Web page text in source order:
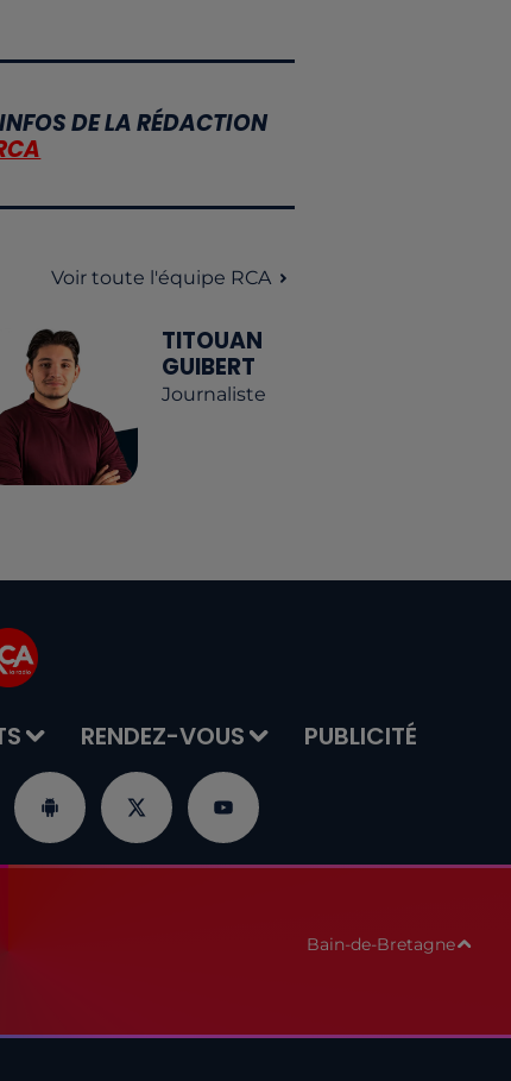
DE LA RÉDACTION
Voir toute l'équipe RCA
TITOUAN
GUIBERT
Journaliste
RENDEZ-VOUS PUBLICITÉ
Bain-de-Bretagne